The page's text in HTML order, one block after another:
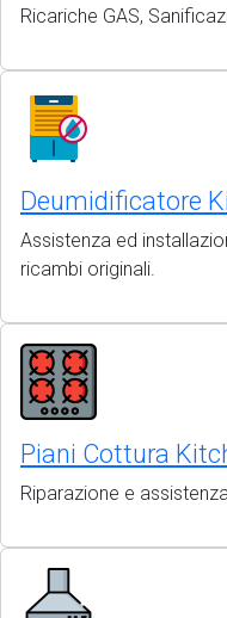
Ricariche GAS,
Deumidificatore
Assistenza ed
ricambi originali.
Piani Cottura
Riparazione e